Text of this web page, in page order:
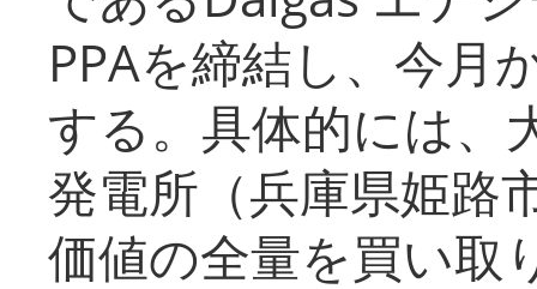
PPAを締結し、今月
する。具体的には、
発電所（兵庫県姫路
価値の全量を買い取